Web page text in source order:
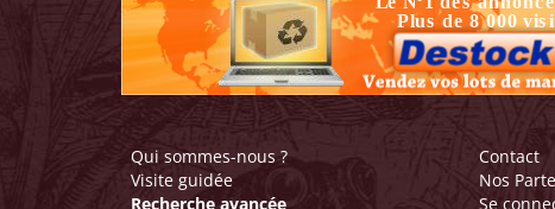
Qui sommes-nous ?
Visite guidée
Recherche avancée
Contact
Nos
Se